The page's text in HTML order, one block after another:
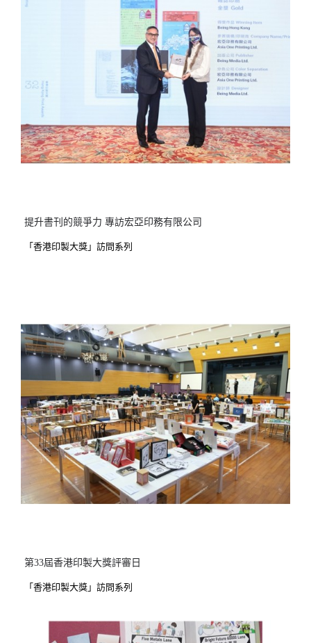
提升書刊的競爭力 專訪宏亞印務有限公司
「香港印製大獎」訪問系列
第33屆香港印製大獎評審日
「香港印製大獎」訪問系列